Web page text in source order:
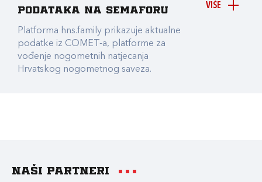
VIŠE
podataka na Semaforu
Platforma hns.family prikazuje aktualne
podatke iz COMET-a, platforme za
vođenje nogometnih natjecanja
Hrvatskog nogometnog saveza.
Naši partneri